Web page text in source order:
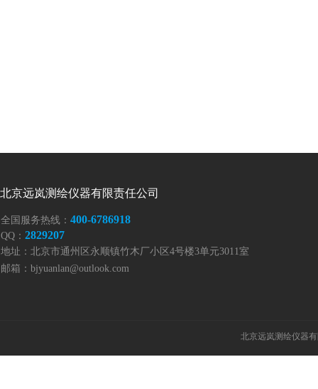
北京远岚测绘仪器有限责任公司
全国服务热线： 400-6786918
QQ ： 2829207
地址：北京市通州区永顺镇竹木厂小区4号楼3单元3011室
邮箱：bjyuanlan@outlook.com
北京远岚测绘仪器